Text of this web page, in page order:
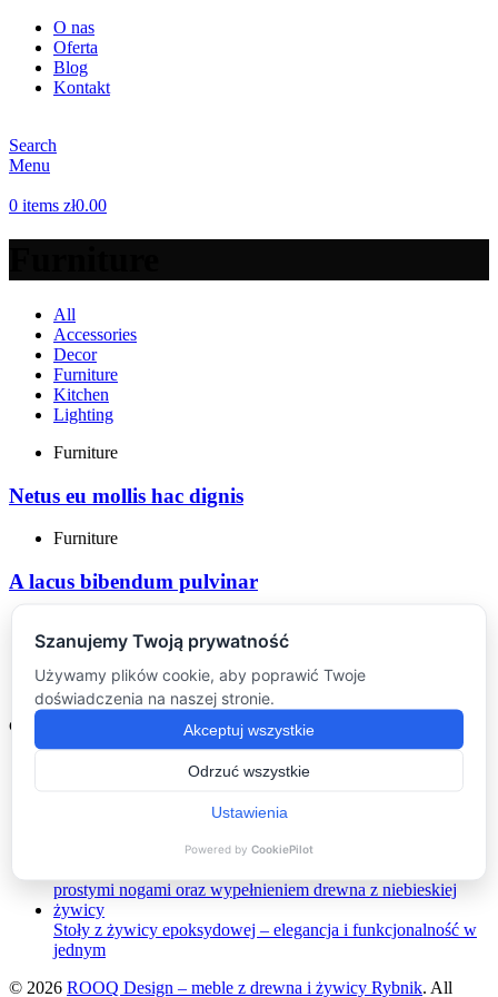
O nas
Oferta
Blog
Kontakt
Search
Menu
0 items zł0.00
All
Accessories
Decor
Furniture
Kitchen
Lighting
Furniture
Netus eu mollis hac dignis
Furniture
A lacus bibendum pulvinar
Polityka Prywatności
Ostatnie wpisy
Stoły z żywicy epoksydowej – elegancja i funkcjonalność w
jednym
© 2026 ROOQ Design – meble z drewna i żywicy Rybnik. All